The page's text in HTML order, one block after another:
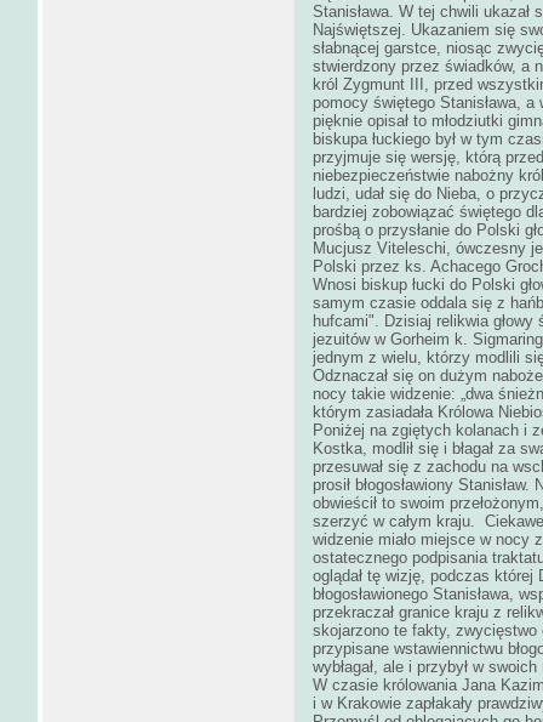
Stanisława. W tej chwili ukazał
Najświętszej. Ukazaniem się
słabnącej garstce, niosąc
stwierdzony przez świadków, a
król Zygmunt III, przed
pomocy świętego Stanisława,
pięknie opisał to młodziutki
biskupa łuckiego był w tym
przyjmuje się wersję, którą
niebezpieczeństwie nabożny
ludzi, udał się do Nieba, o
bardziej zobowiązać świętego
prośbą o przysłanie do Polski
Mucjusz Viteleschi, ówczesny
Polski przez ks. Achacego
Wnosi biskup łucki do Polski
samym czasie oddala się z
hufcami". Dzisiaj relikwia głowy
jezuitów w Gorheim k.
jednym z wielu, którzy modlili
Odznaczał się on dużym
nocy takie widzenie: „dwa
którym zasiadała Królowa
Poniżej na zgiętych kolanach i
Kostka, modlił się i błagał za
przesuwał się z zachodu na
prosił błogosławiony
obwieścił to swoim
szerzyć w całym kraju.
widzenie miało miejsce w nocy
ostatecznego podpisania
oglądał tę wizję, podczas której
błogosławionego Stanisława,
przekraczał granice kraju z
skojarzono te fakty,
przypisane wstawiennictwu
wybłagał, ale i przybył w
W czasie królowania Jana
i w Krakowie zapłakały